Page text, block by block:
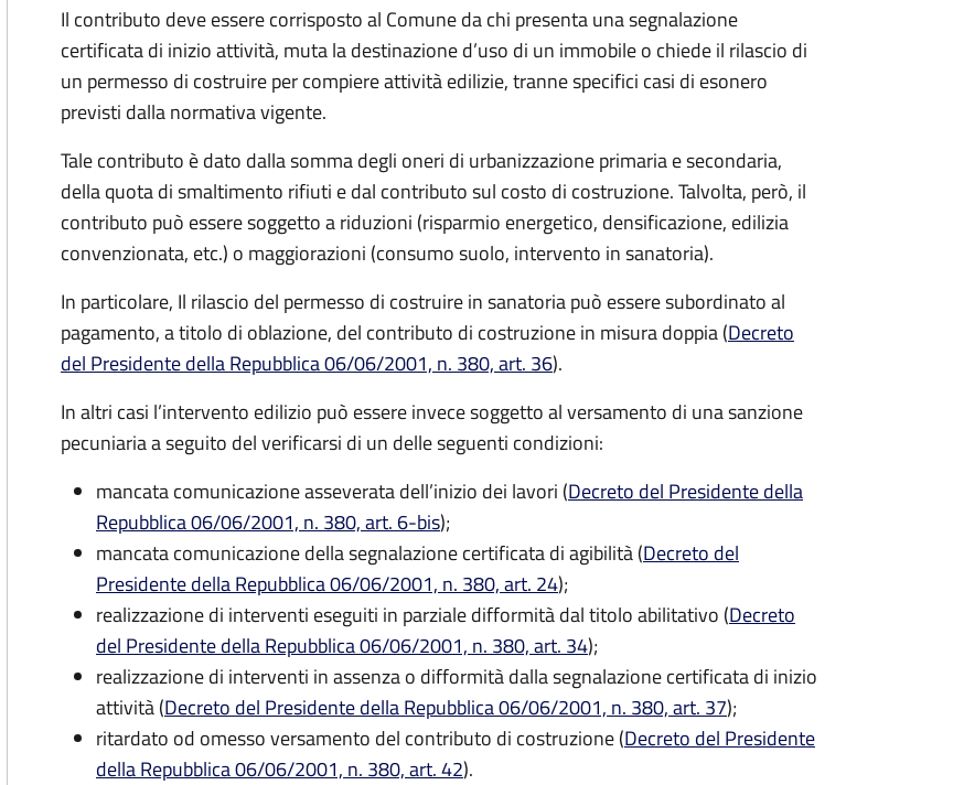
Il contributo deve essere corrisposto al Comune da chi presenta una segnalazione
certificata di inizio attività, muta la destinazione d’uso di un immobile o chiede il rilascio di
un permesso di costruire per compiere attività edilizie, tranne specifici casi di esonero
previsti dalla normativa vigente.
Tale contributo è dato dalla somma degli oneri di urbanizzazione primaria e secondaria,
della quota di smaltimento rifiuti e dal contributo sul costo di costruzione. Talvolta, però, il
contributo può essere soggetto a riduzioni (risparmio energetico, densificazione, edilizia
convenzionata, etc.) o maggiorazioni (consumo suolo, intervento in sanatoria).
In particolare, Il rilascio del permesso di costruire in sanatoria può essere subordinato al
pagamento, a titolo di oblazione, del contributo di costruzione in misura doppia (Decreto
del Presidente della Repubblica 06/06/2001, n. 380, art. 36).
In altri casi l’intervento edilizio può essere invece soggetto al versamento di una sanzione
pecuniaria a seguito del verificarsi di un delle seguenti condizioni:
mancata comunicazione asseverata dell’inizio dei lavori (Decreto del Presidente della
Repubblica 06/06/2001, n. 380, art. 6-bis);
mancata comunicazione della segnalazione certificata di agibilità (Decreto del
Presidente della Repubblica 06/06/2001, n. 380, art. 24);
realizzazione di interventi eseguiti in parziale difformità dal titolo abilitativo (Decreto
del Presidente della Repubblica 06/06/2001, n. 380, art. 34);
realizzazione di interventi in assenza o difformità dalla segnalazione certificata di inizio
attività (Decreto del Presidente della Repubblica 06/06/2001, n. 380, art. 37);
ritardato od omesso versamento del contributo di costruzione (Decreto del Presidente
della Repubblica 06/06/2001, n. 380, art. 42).